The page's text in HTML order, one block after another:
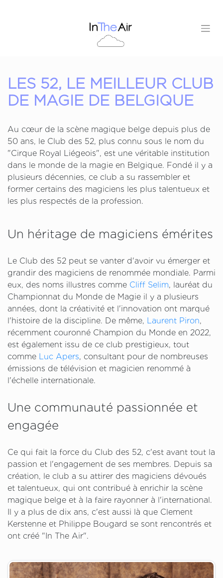
LES 52, LE MEILLEUR CLUB
DE MAGIE DE BELGIQUE
Au cœur de la scène magique belge depuis plus de
50 ans, le Club des 52, plus connu sous le nom du
"Cirque Royal Liégeois", est une véritable institution
dans le monde de la magie en Belgique. Fondé il y a
plusieurs décennies, ce club a su rassembler et
former certains des magiciens les plus talentueux et
les plus respectés de la profession.
Un héritage de magiciens émérites
Le Club des 52 peut se vanter d'avoir vu émerger et
grandir des magiciens de renommée mondiale. Parmi
eux, des noms illustres comme Cliff Selim, lauréat du
Championnat du Monde de Magie il y a plusieurs
années, dont la créativité et l'innovation ont marqué
l'histoire de la discipline. De même, Laurent Piron,
récemment couronné Champion du Monde en 2022,
est également issu de ce club prestigieux, tout
comme Luc Apers, consultant pour de nombreuses
émissions de télévision et magicien renommé à
l'échelle internationale.
Une communauté passionnée et
engagée
Ce qui fait la force du Club des 52, c'est avant tout la
passion et l'engagement de ses membres. Depuis sa
création, le club a su attirer des magiciens dévoués
et talentueux, qui ont contribué à enrichir la scène
magique belge et à la faire rayonner à l'international.
Il y a plus de dix ans, c'est aussi là que Clement
Kerstenne et Philippe Bougard se sont rencontrés et
ont créé "In The Air".